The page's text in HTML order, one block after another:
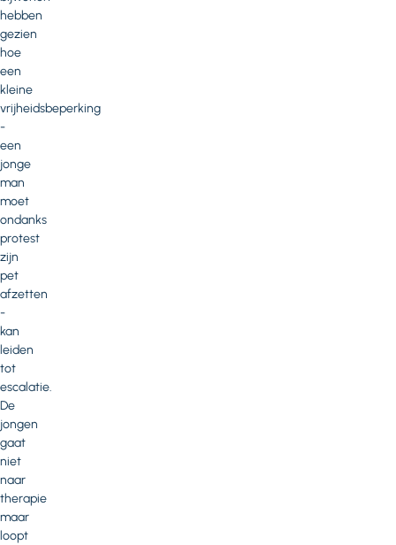
hebben
gezien
hoe
een
kleine
vrijheidsbeperking
-
een
jonge
man
moet
ondanks
protest
zijn
pet
afzetten
-
kan
leiden
tot
escalatie.
De
jongen
gaat
niet
naar
therapie
maar
loopt